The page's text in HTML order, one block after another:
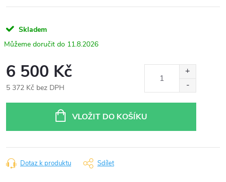
Skladem
11.8.2026
6 500 Kč
5 372 Kč bez DPH
VLOŽIT DO KOŠÍKU
Dotaz k produktu Sdílet